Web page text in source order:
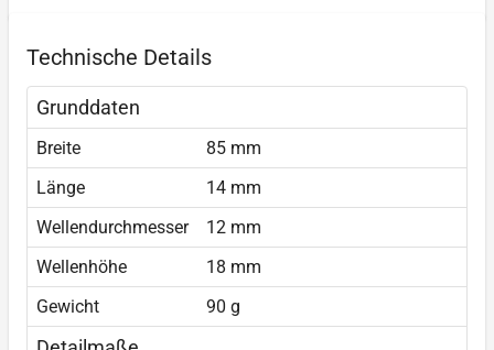
Technische Details
Grunddaten
Breite
85 mm
Länge
14 mm
Wellendurchmesser
12 mm
Wellenhöhe
18 mm
Gewicht
90 g